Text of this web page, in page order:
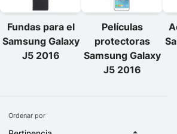
Fundas para el
Samsung Galaxy
J5 2016
Películas
protectoras
Samsung Galaxy
J5 2016
Ordenar por